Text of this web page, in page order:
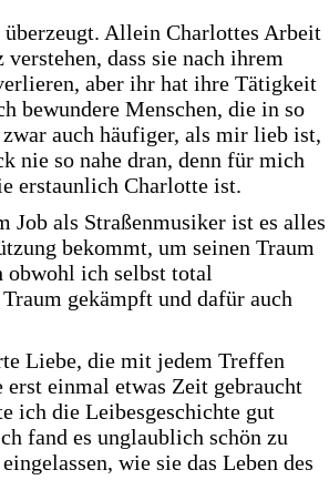
überzeugt. Allein Charlottes Arbeit
dass sie nach ihrem
aber ihr hat ihre Tätigkeit
bewundere Menschen, die in so
auch häufiger, als mir lieb ist,
nie so nahe dran, denn für mich
erstaunlich Charlotte ist.
als Straßenmusiker ist es alles
bekommt, um seinen Traum
obwohl ich selbst total
gekämpft und dafür auch
Liebe, die mit jedem Treffen
erst einmal etwas Zeit gebraucht
ich die Leibesgeschichte gut
fand es unglaublich schön zu
wie sie das Leben des